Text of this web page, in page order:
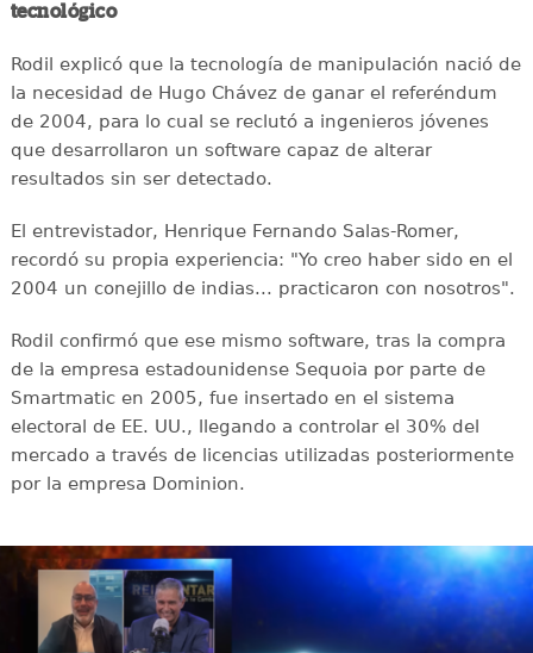
tecnológico
Rodil explicó que la tecnología de manipulación nació de
la necesidad de Hugo Chávez de ganar el referéndum
de 2004, para lo cual se reclutó a ingenieros jóvenes
que desarrollaron un software capaz de alterar
resultados sin ser detectado.
El entrevistador, Henrique Fernando Salas-Romer,
recordó su propia experiencia: "Yo creo haber sido en el
2004 un conejillo de indias... practicaron con nosotros".
Rodil confirmó que ese mismo software, tras la compra
de la empresa estadounidense Sequoia por parte de
Smartmatic en 2005, fue insertado en el sistema
electoral de EE. UU., llegando a controlar el 30% del
mercado a través de licencias utilizadas posteriormente
por la empresa Dominion.